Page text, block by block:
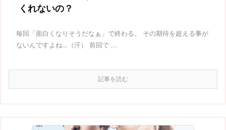
くれないの？
毎回「面白くなりそうだなぁ」で終わる。 その期待を超える事が
ないんですよね…（汗） 前回で ...
記事を読む